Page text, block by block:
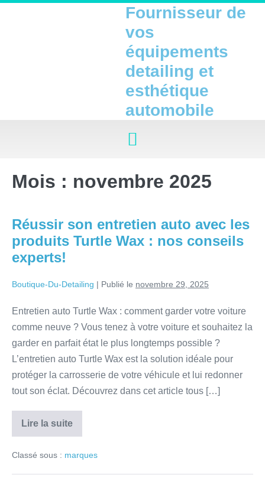
Fournisseur de
vos
équipements
detailing et
esthétique
automobile
Mois : novembre 2025
Réussir son entretien auto avec les
produits Turtle Wax : nos conseils
experts!
Boutique-Du-Detailing | Publié le novembre 29, 2025
Entretien auto Turtle Wax : comment garder votre voiture
comme neuve ? Vous tenez à votre voiture et souhaitez la
garder en parfait état le plus longtemps possible ?
L’entretien auto Turtle Wax est la solution idéale pour
protéger la carrosserie de votre véhicule et lui redonner
tout son éclat. Découvrez dans cet article tous […]
Lire la suite
Classé sous : marques